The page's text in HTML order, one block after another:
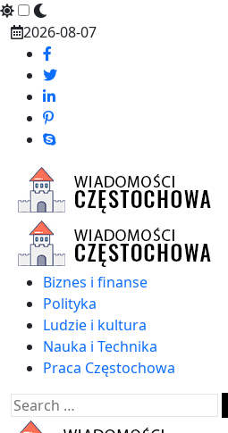
Skip
content
2026-08-07
Biznes i finanse
Polityka
Ludzie i kultura
Nauka i Technika
Praca Częstochowa